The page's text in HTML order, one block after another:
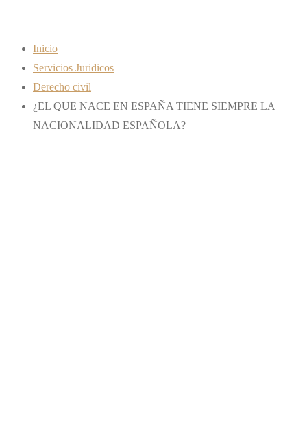
Inicio
Servicios Juridicos
Derecho civil
¿EL QUE NACE EN ESPAÑA TIENE SIEMPRE LA
NACIONALIDAD ESPAÑOLA?